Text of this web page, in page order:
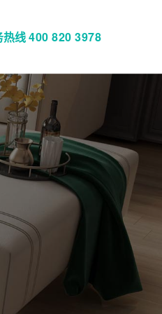
热线400 820 3978